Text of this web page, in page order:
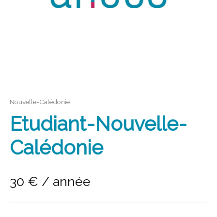
Nouvelle-Calédonie
Etudiant-Nouvelle-
Calédonie
30 € / année